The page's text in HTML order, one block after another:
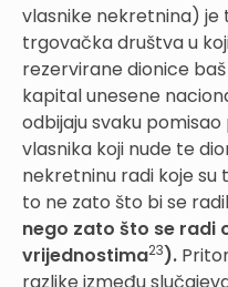
vlasnike nekretnina)
trgovačka društva u
rezervirane dionice
kapital unesene
odbijaju svaku
vlasnika koji nude te
nekretninu radi koje
to ne zato što bi se
nego zato što se radi
vrijednostima23).
razlike između